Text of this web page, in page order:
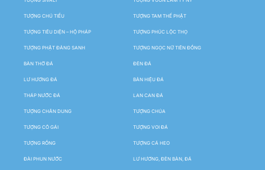
TƯỢNG CHÚ TIỂU TƯỢNG TAM THẾ PHẬT
TƯỢNG TIÊU DIỆN – HỘ PHÁP TƯỢNG PHÚC LỘC THỌ
TƯỢNG PHẬT ĐẢNG SANH TƯỢNG NGỌC NỮ TIÊN ĐỒNG
BÀN THỜ ĐÁ ĐÈN ĐÁ
LƯ HƯƠNG ĐÁ BẢN HIỆU ĐÁ
THÁP NƯỚC ĐÁ LAN CAN ĐÁ
TƯỢNG CHÂN DUNG TƯỢNG CHÚA
TƯỢNG CÔ GÁI TƯỢNG VOI ĐÁ
TƯỢNG RỒNG TƯỢNG CÁ HEO
ĐÀI PHUN NƯỚC LƯ HƯƠNG, ĐÈN BÀN, ĐÁ